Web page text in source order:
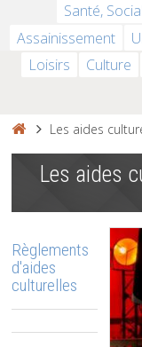
Santé, Social
Assainissement
Loisirs
Culture
Les aides
Les aides
Règlements
d'aides
culturelles